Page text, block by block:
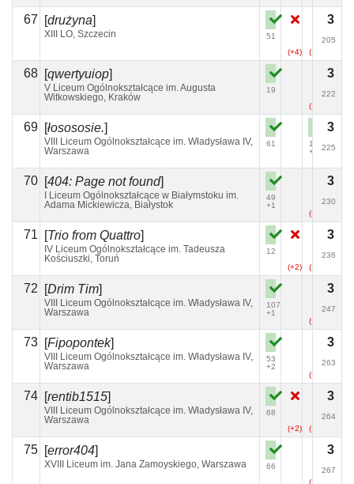
67 [drużyna]
XIII LO, Szczecin
51
(+4)
(+1)
3
205
68 [qwertyuiop]
V Liceum Ogólnokształcące im. Augusta
Witkowskiego, Kraków
19
(+3)
3
222
69 [łosososie.]
VIII Liceum Ogólnokształcące im. Władysława IV,
Warszawa
61
128
+1
3
225
70 [404: Page not found]
I Liceum Ogólnokształcące w Białymstoku im.
Adama Mickiewicza, Białystok
49
+1
(+2)
3
230
71 [Trio from Quattro]
IV Liceum Ogólnokształcące im. Tadeusza
Kościuszki, Toruń
12
(+2)
(+13)
3
236
72 [Drim Tim]
VIII Liceum Ogólnokształcące im. Władysława IV,
Warszawa
107
+1
(+5)
3
247
73 [Fipopontek]
VIII Liceum Ogólnokształcące im. Władysława IV,
Warszawa
53
+2
(+8)
3
263
74 [rentib1515]
VIII Liceum Ogólnokształcące im. Władysława IV,
Warszawa
68
(+2)
(+2)
3
264
75 [error404]
XVIII Liceum im. Jana Zamoyskiego, Warszawa
66
3
267